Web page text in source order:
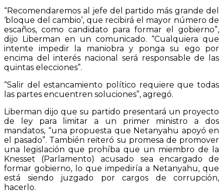
“Recomendaremos al jefe del partido más grande del
‘bloque del cambio’, que recibirá el mayor número de
escaños, como candidato para formar el gobierno”,
dijo Liberman en un comunicado. “Cualquiera que
intente impedir la maniobra y ponga su ego por
encima del interés nacional será responsable de las
quintas elecciones”.
“Salir del estancamiento político requiere que todas
las partes encuentren soluciones”, agregó.
Liberman dijo que su partido presentará un proyecto
de ley para limitar a un primer ministro a dos
mandatos, “una propuesta que Netanyahu apoyó en
el pasado”. También reiteró su promesa de promover
una legislación que prohíba que un miembro de la
Knesset (Parlamento) acusado sea encargado de
formar gobierno, lo que impediría a Netanyahu, que
está siendo juzgado por cargos de corrupción,
hacerlo.